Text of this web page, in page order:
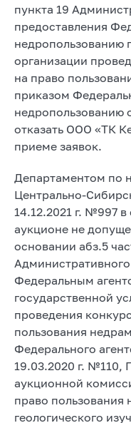
пункта 19
предоставления
недропользованию
организации
на право
приказом
недропользованию
отказать ООО «ТК
приеме заявок.
Департаментом по
Центрально-
14.12.2021 г. №997 в
аукционе не
основании абз.5
Федеральным
государственной
проведения
пользования
Федерального
19.03.2020 г. №110,
аукционной
право пользования
геологического